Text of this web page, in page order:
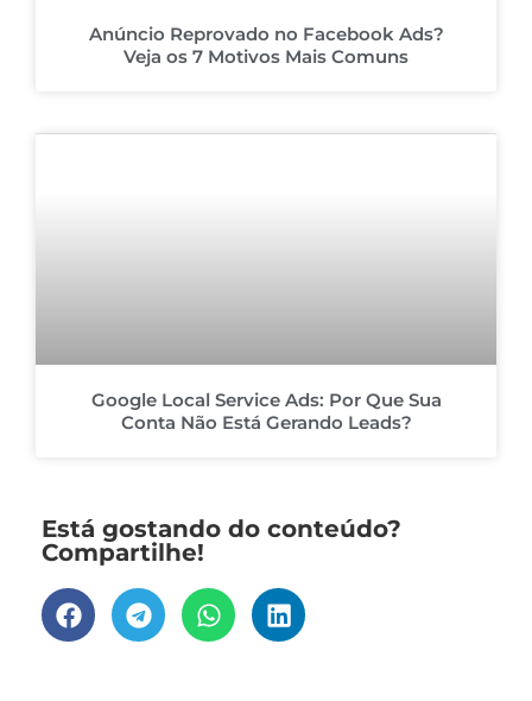
Anúncio Reprovado no Facebook Ads?
Veja os 7 Motivos Mais Comuns
Google Local Service Ads: Por Que Sua
Conta Não Está Gerando Leads?
Está gostando do conteúdo?
Compartilhe!